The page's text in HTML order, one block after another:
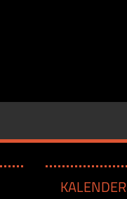
KALENDER